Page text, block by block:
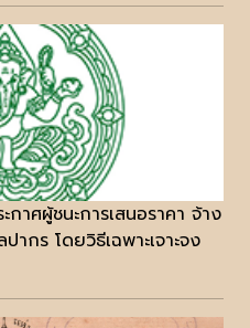
กาศผู้ชนะการเสนอราคา จ้าง
กร โดยวิธีเฉพาะเจาะจง